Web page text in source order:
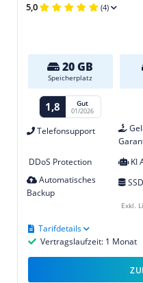
5,0 (4)
20 GB
Speicherplatz
1,8 Gut
01/2026
Telefonsupport
DDoS Protection
KI
Automatisches
Backup
SSD
Vertragslaufzeit: 1 Monat
Tarifdetails
Exkl.